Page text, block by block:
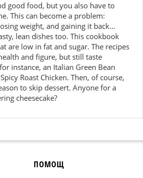
good food, but you also have to
This can become a problem:
weight, and gaining it back...
lean dishes too. This cookbook
are low in fat and sugar. The recipes
and figure, but still taste
instance, an Italian Green Bean
Roast Chicken. Then, of course,
to skip dessert. Anyone for a
cheesecake?
ПОМОЩ